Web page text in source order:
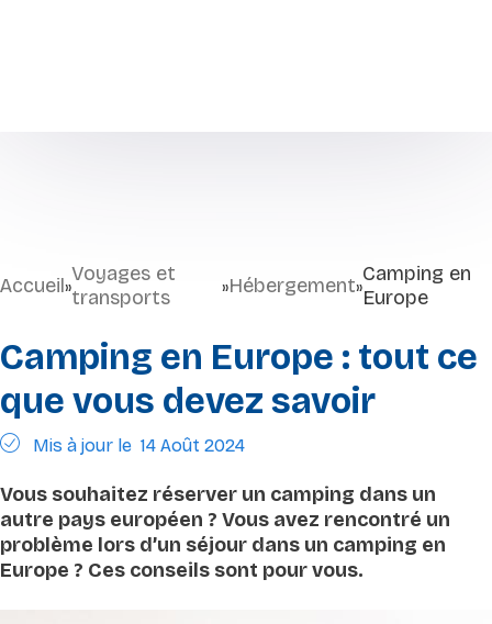
Accueil»Voyages et
transports
»Hébergement»Camping en
Europe
Camping en Europe : tout ce
que vous devez savoir
Mis à jour le 14 Août 2024
Vous souhaitez réserver un camping dans un
autre pays européen ? Vous avez rencontré un
problème lors d’un séjour dans un camping en
Europe ? Ces conseils sont pour vous.